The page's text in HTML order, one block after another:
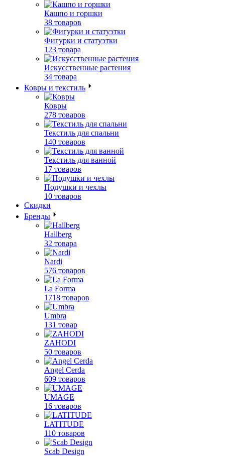
Кашпо и горшки
38 товаров
Фигурки и статуэтки
123 товара
Искусственные растения
34 товара
Ковры и текстиль
Ковры
278 товаров
Текстиль для спальни
140 товаров
Текстиль для ванной
17 товаров
Подушки и чехлы
10 товаров
Скидки
Бренды
Hallberg
32 товара
Nardi
576 товаров
La Forma
1718 товаров
Umbra
131 товар
ZAHODI
50 товаров
Angel Cerda
609 товаров
UMAGE
16 товаров
LATITUDE
110 товаров
Scab Design